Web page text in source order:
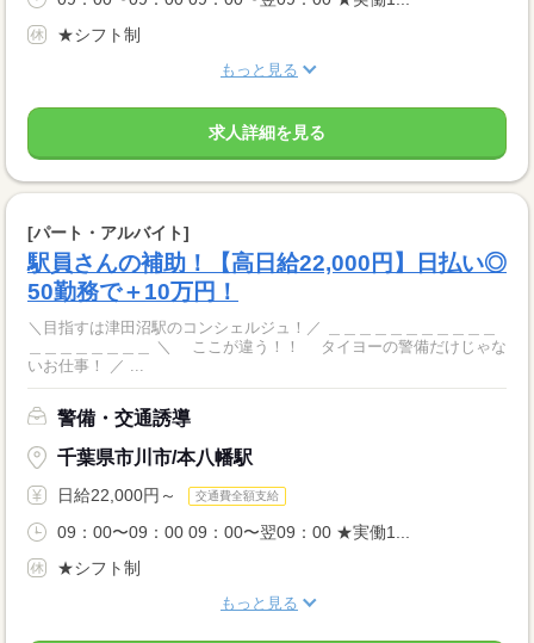
★シフト制
もっと見る
求人詳細を見る
[パート・アルバイト]
駅員さんの補助！【高日給22,000円】日払い◎
50勤務で＋10万円！
＼目指すは津田沼駅のコンシェルジュ！／ ＿＿＿＿＿＿＿＿＿＿＿
いお仕事！ ／ ...
警備・交通誘導
千葉県市川市/本八幡駅
日給22,000円～ 交通費全額支給
09：00〜09：00 09：00〜翌09：00 ★実働1...
★シフト制
もっと見る